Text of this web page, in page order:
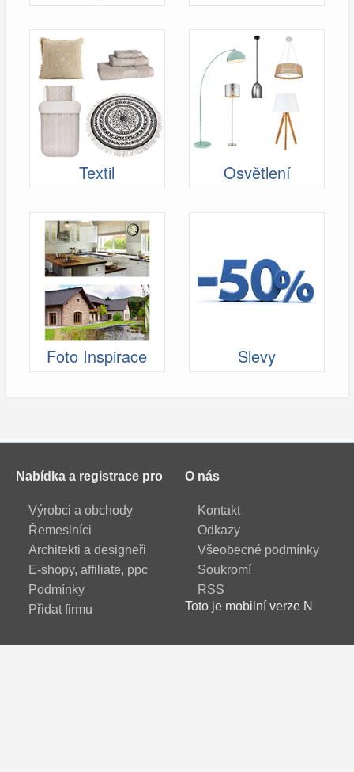
Textil Osvětlení
Foto Inspirace Slevy
Nabídka a registrace pro
Výrobci a obchody
Řemeslníci
Architekti a designeři
E-shopy, affiliate, ppc
Podmínky
Přidat firmu
O nás
Kontakt
Odkazy
Všeobecné podmínky
Soukromí
RSS
Toto je mobilní verze N